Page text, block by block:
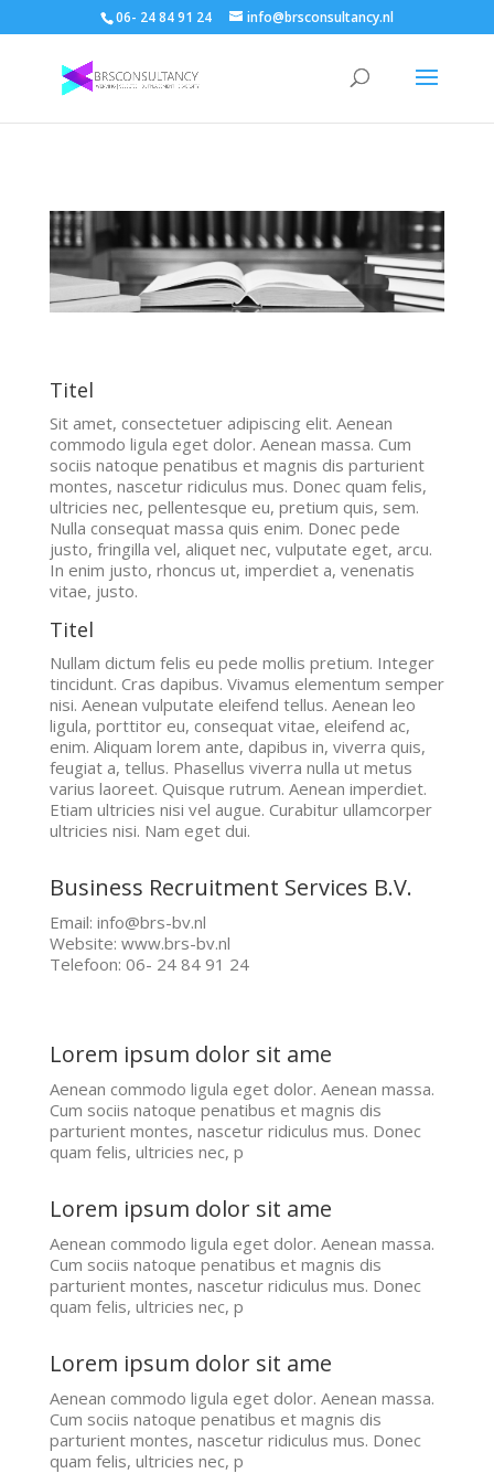
06- 24 84 91 24 info@brsconsultancy.nl
Titel
Sit amet, consectetuer adipiscing elit. Aenean
commodo ligula eget dolor. Aenean massa. Cum
sociis natoque penatibus et magnis dis parturient
montes, nascetur ridiculus mus. Donec quam felis,
ultricies nec, pellentesque eu, pretium quis, sem.
Nulla consequat massa quis enim. Donec pede
justo, fringilla vel, aliquet nec, vulputate eget, arcu.
In enim justo, rhoncus ut, imperdiet a, venenatis
vitae, justo.
Titel
Nullam dictum felis eu pede mollis pretium. Integer
tincidunt. Cras dapibus. Vivamus elementum semper
nisi. Aenean vulputate eleifend tellus. Aenean leo
ligula, porttitor eu, consequat vitae, eleifend ac,
enim. Aliquam lorem ante, dapibus in, viverra quis,
feugiat a, tellus. Phasellus viverra nulla ut metus
varius laoreet. Quisque rutrum. Aenean imperdiet.
Etiam ultricies nisi vel augue. Curabitur ullamcorper
ultricies nisi. Nam eget dui.
Business Recruitment Services B.V.
Email: info@brs-bv.nl
Website: www.brs-bv.nl
Telefoon: 06- 24 84 91 24
Lorem ipsum dolor sit ame
Aenean commodo ligula eget dolor. Aenean massa.
Cum sociis natoque penatibus et magnis dis
parturient montes, nascetur ridiculus mus. Donec
quam felis, ultricies nec, p
Lorem ipsum dolor sit ame
Aenean commodo ligula eget dolor. Aenean massa.
Cum sociis natoque penatibus et magnis dis
parturient montes, nascetur ridiculus mus. Donec
quam felis, ultricies nec, p
Lorem ipsum dolor sit ame
Aenean commodo ligula eget dolor. Aenean massa.
Cum sociis natoque penatibus et magnis dis
parturient montes, nascetur ridiculus mus. Donec
quam felis, ultricies nec, p